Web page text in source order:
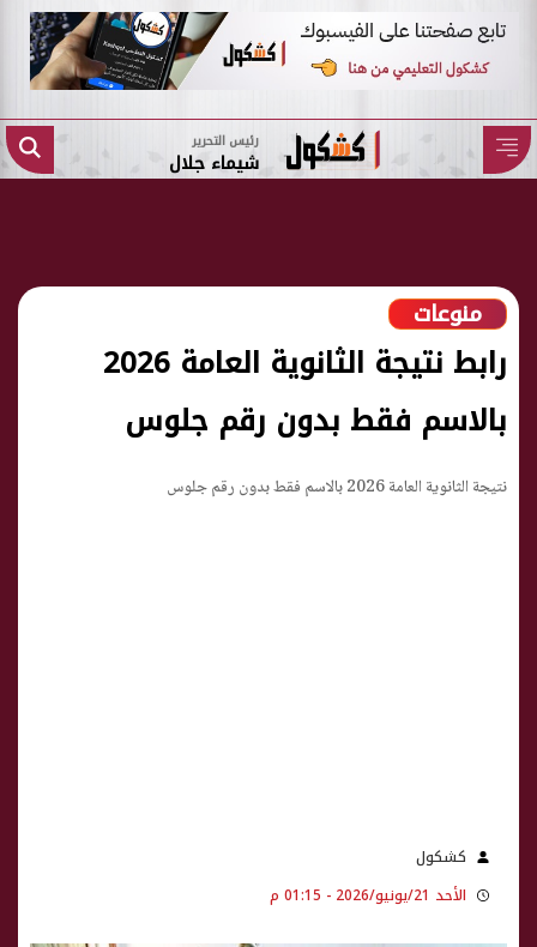
رئيس التحرير
شيماء جلال
منوعات
نتيجة الثانوية العامة 2026 بالاسم فقط بدون رقم جلوس
رابط نتيجة الثانوية العامة 2026
بالاسم فقط بدون رقم جلوس
كشكول
الأحد 21/يونيو/2026 - 01:15 م